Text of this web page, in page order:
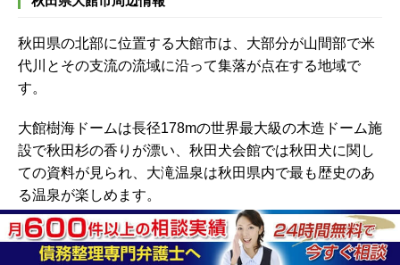
秋田県の北部に位置する大館市は、大部分が山間部で米
代川とその支流の流域に沿って集落が点在する地域で
す。
大館樹海ドームは長径178mの世界最大級の木造ドーム施
設で秋田杉の香りが漂い、秋田犬会館では秋田犬に関し
ての資料が見られ、大滝温泉は秋田県内で最も歴史のあ
る温泉が楽しめます。
木造ドーム施設や秋田犬や温泉が楽しめる大館市には、
借金整理の相談に応じてくれる法律事務所がありますの